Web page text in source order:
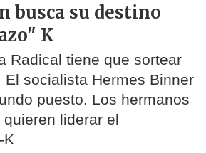
busca su destino
K
Radical tiene que sortear
El socialista Hermes Binner
puesto. Los hermanos
liderar el
K